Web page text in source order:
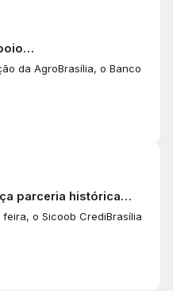
da AgroBrasília, o Banco
parceria histórica…
o Sicoob CrediBrasília